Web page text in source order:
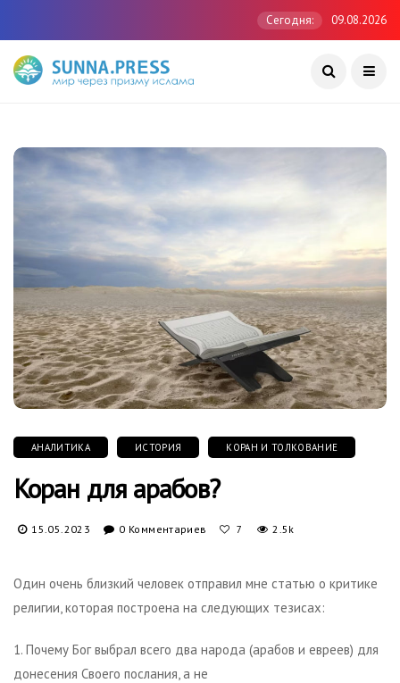
Сегодня: 09.08.2026
АНАЛИТИКА ИСТОРИЯ КОРАН И ТОЛКОВАНИЕ
Коран для арабов?
15.05.2023 0 Комментариев 7 2.5k
Один очень близкий человек отправил мне статью о критике
религии, которая построена на следующих тезисах:
1. Почему Бог выбрал всего два народа (арабов и евреев) для
донесения Своего послания, а не